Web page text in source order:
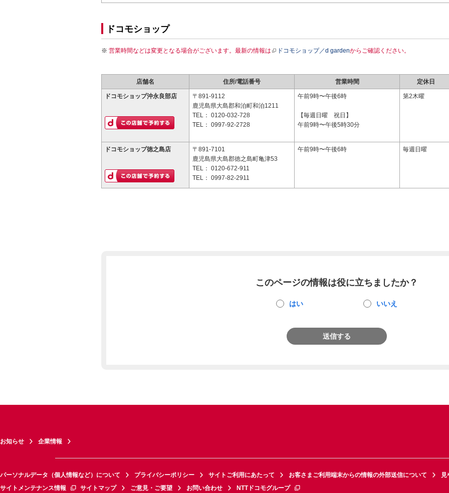
ドコモショップ
営業時間などは変更となる場合がございます。最新の情報は ドコモショップ／d gardenからご確認ください。
店舗名 住所/電話番号 営業時間 定休日
ドコモショップ沖永良部店
〒891-9112
鹿児島県大島郡和泊町和泊1211
TEL： 0120-032-728
TEL： 0997-92-2728
午前9時〜午後6時
【毎週日曜 祝日】
午前9時〜午後5時30分
第2木曜
ドコモショップ徳之島店
〒891-7101
鹿児島県大島郡徳之島町亀津53
TEL： 0120-672-911
TEL： 0997-82-2911
午前9時〜午後6時 毎週日曜
このページの情報は役に立ちましたか？
はい いいえ
送信する
お知らせ 企業情報
パーソナルデータ（個人情報など）について プライバシーポリシー サイトご利用にあたって お客さまご利用端末からの情報の外部送信について
見
サイトメンテナンス情報
サイトマップ ご意見・ご要望 お問い合わせ NTTドコモグループ